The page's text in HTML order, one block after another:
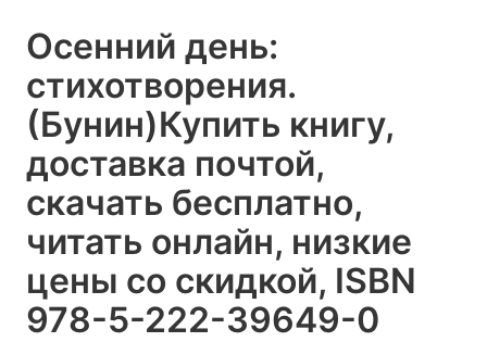
Осенний день:
стихотворения.
(Бунин)Купить книгу,
доставка почтой,
скачать бесплатно,
читать онлайн, низкие
цены со скидкой, ISBN
978-5-222-39649-0